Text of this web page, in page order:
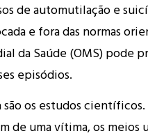
de automutilação e
e fora das normas
da Saúde (OMS) pode
episódios.
são os estudos
de uma vítima, os meios